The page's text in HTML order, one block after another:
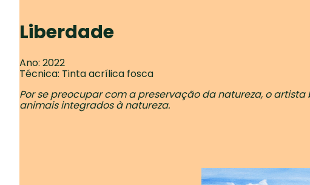
Liberdade
Ano: 2022
Técnica: Tinta acrílica fosca
Por se preocupar com a preservação da natureza, o
animais integrados à natureza.